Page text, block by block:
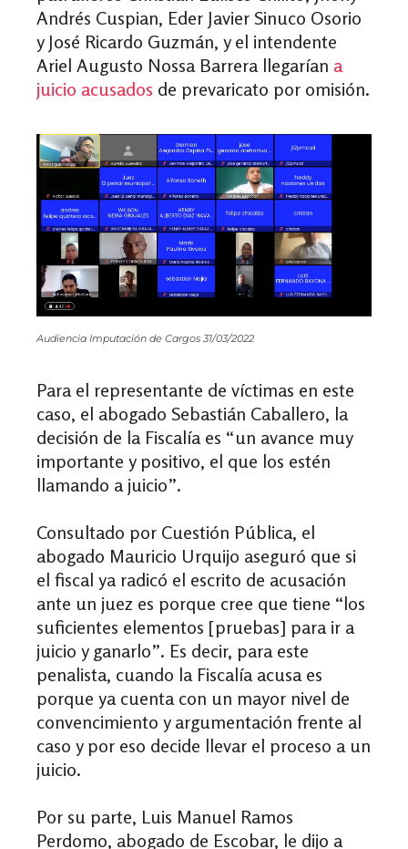
Andrés Cuspian, Eder Javier Sinuco Osorio
y José Ricardo Guzmán, y el intendente
Ariel Augusto Nossa Barrera llegarían a
juicio acusados de prevaricato por omisión.
Audiencia Imputación de Cargos 31/03/2022
Para el representante de víctimas en este
caso, el abogado Sebastián Caballero, la
decisión de la Fiscalía es “un avance muy
importante y positivo, el que los estén
llamando a juicio”.
Consultado por Cuestión Pública, el
abogado Mauricio Urquijo aseguró que si
el fiscal ya radicó el escrito de acusación
ante un juez es porque cree que tiene “los
suficientes elementos [pruebas] para ir a
juicio y ganarlo”. Es decir, para este
penalista, cuando la Fiscalía acusa es
porque ya cuenta con un mayor nivel de
convencimiento y argumentación frente al
caso y por eso decide llevar el proceso a un
juicio.
Por su parte, Luis Manuel Ramos
Perdomo, abogado de Escobar, le dijo a